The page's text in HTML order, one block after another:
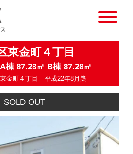
東金町４丁目
A棟 87.28㎡ B棟 87.28㎡
金町４丁目 平成22年8月築
SOLD OUT